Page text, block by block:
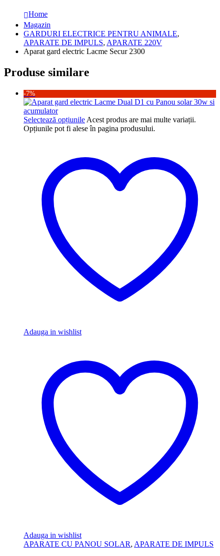
Home
Magazin
GARDURI ELECTRICE PENTRU ANIMALE,
APARATE DE IMPULS, APARATE 220V
Aparat gard electric Lacme Secur 2300
Produse similare
-7%
Selectează opțiunile Acest produs are mai multe variații.
Opțiunile pot fi alese în pagina produsului.
Adauga in wishlist
Adauga in wishlist
APARATE CU PANOU SOLAR, APARATE DE IMPULS